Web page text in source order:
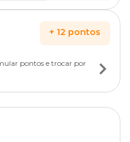
+ 12 pontos
pontos e trocar por